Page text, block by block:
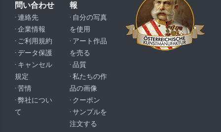
問い合わせ
· 連絡先
· 企業情報
· ご利用規約
· データ保護
· キャンセル
規定
· 苦情
· 弊社につい
て
報
· 自分の写真
を使用
· アート作品
を売る
· 品質
· 私たちの作
品の画像
· クーポン
· サンプルを
注文する